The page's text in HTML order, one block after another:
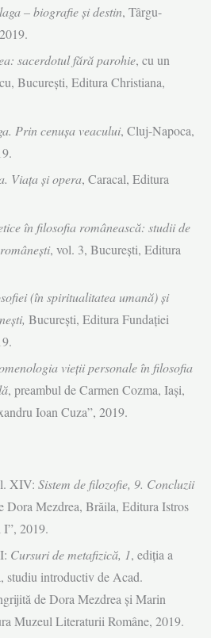
– biografie şi destin, Târgu-
sacerdotul fără parohie, cu un
Bucureşti, Editura Christiana,
Prin cenuşa veacului, Cluj-Napoca,
Viaţa şi opera, Caracal, Editura
în filosofia românească: studii de
, vol. 3, Bucureşti, Editura
(în spiritualitatea umană) şi
Bucureşti, Editura Fundaţiei
vieţii personale în filosofia
, preambul de Carmen Cozma, Iaşi,
Ioan Cuza”, 2019.
XIV: Sistem de filozofie, 9. Concluzii
Dora Mezdrea, Brăila, Editura Istros
2019.
Cursuri de metafizică, 1, ediţia a
studiu introductiv de Acad.
de Dora Mezdrea şi Marin
Muzeul Literaturii Române, 2019.